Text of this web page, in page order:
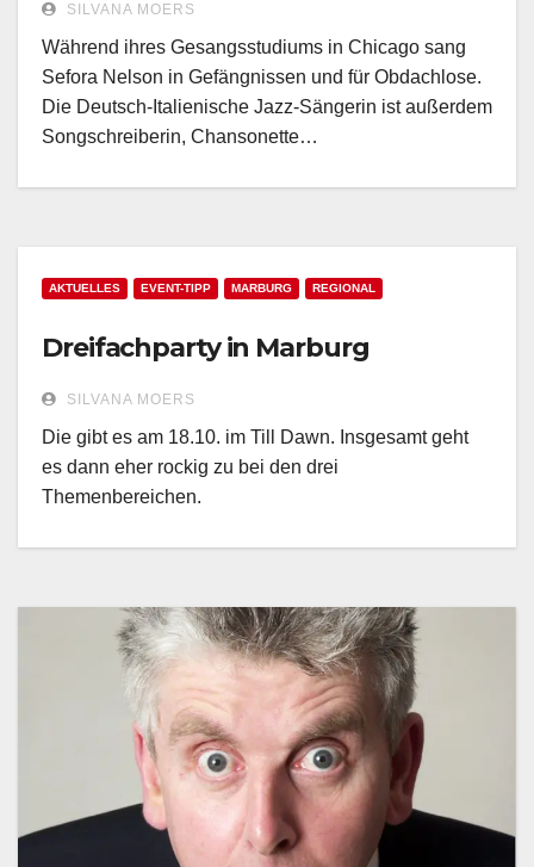
SILVANA MOERS
Während ihres Gesangsstudiums in Chicago sang
Sefora Nelson in Gefängnissen und für Obdachlose.
Die Deutsch-Italienische Jazz-Sängerin ist außerdem
Songschreiberin, Chansonette…
AKTUELLES EVENT-TIPP MARBURG REGIONAL
Dreifachparty in Marburg
SILVANA MOERS
Die gibt es am 18.10. im Till Dawn. Insgesamt geht
es dann eher rockig zu bei den drei
Themenbereichen.